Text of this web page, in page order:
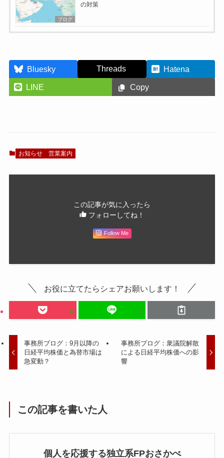
ブログ
の対策
Bluesky Threads
Hatena
LINE
Copy
お知らせ 営業案内
この記事が気に入ったら
フォローしてね！
Follow Me
お役に立てたらシェアお願いします！
事務所ブログ：9月以降の
日経平均株価と為替市場は
急変動？
事務所ブログ：衆議院解散
による日経平均株価への影
響
この記事を書いた人
個人を応援する独立系FPおさかべ